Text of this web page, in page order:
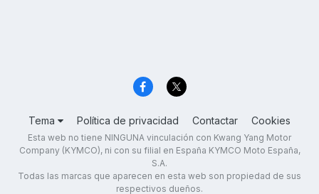
Tema Política de privacidad Contactar Cookies
Esta web no tiene NINGUNA vinculación con Kwang Yang Motor
Company (KYMCO), ni con su filial en España KYMCO Moto España,
S.A.
Todas las marcas que aparecen en esta web son propiedad de sus
respectivos dueños.